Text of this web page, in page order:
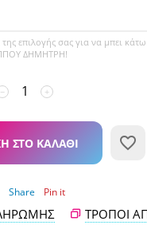
της επιλογής σας για να μπει
ΔΗΜΗΤΡΗ!
+
−
ΣΤΟ ΚΑΛΆΘΙ
Share Pin it
ΤΡΌΠΟΙ